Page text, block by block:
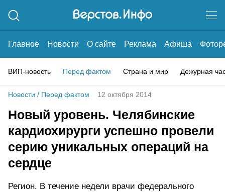
Главное Новости О сайте Реклама Афиша
ВИП-новость Перед фактом Страна и мир Дежурная
Новости / Перед фактом 12 октября 2014
Новый уровень. Челябинские
кардиохирурги успешно провели
серию уникальных операций на
сердце
Регион. В течение недели врачи федерального